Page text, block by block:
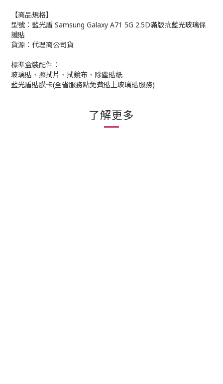
【商品規格】
型號：藍光盾 Samsung Galaxy A71 5G 2.5D滿版抗藍光玻璃保
護貼
貨源：代理商公司貨
標準盒裝配件：
玻璃貼、擦拭片、拭鏡布、除塵貼紙
藍光盾貼膜卡(全省服務點免費貼上玻璃貼服務)
了解更多